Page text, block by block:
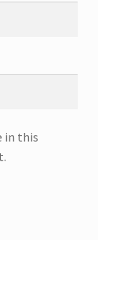
in this